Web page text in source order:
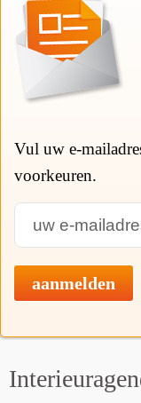
Vul uw e-
voorkeuren.
aanmelden